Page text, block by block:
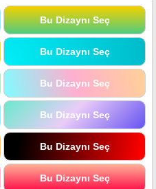
Bu Dizaynı Seç
Bu Dizaynı Seç
Bu Dizaynı Seç
Bu Dizaynı Seç
Bu Dizaynı Seç
Bu Dizaynı Seç